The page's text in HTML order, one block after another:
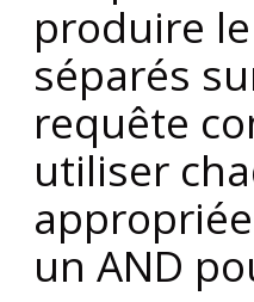
produire
séparés
requête
utiliser
un AND